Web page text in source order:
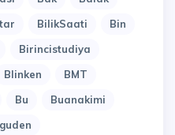
BilikSaati
Bin
Birincistudiya
Blinken
BMT
Bu
Buanakimi